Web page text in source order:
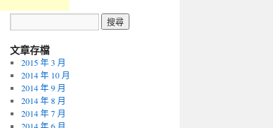
文章存檔
2015 年 3 月
2014 年 10 月
2014 年 9 月
2014 年 8 月
2014 年 7 月